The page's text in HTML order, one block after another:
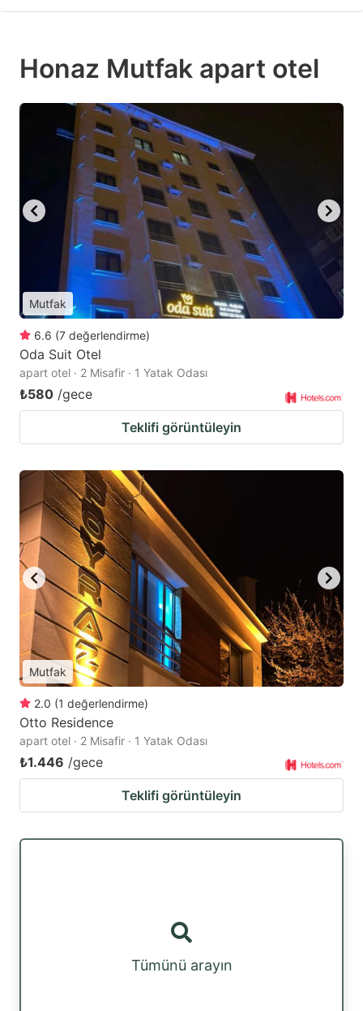
Honaz Mutfak apart otel
Mutfak
6.6 (7 değerlendirme)
Oda Suit Otel
apart otel · 2 Misafir · 1 Yatak Odası
₺580 /gece
Teklifi görüntüleyin
Mutfak
2.0 (1 değerlendirme)
Otto Residence
apart otel · 2 Misafir · 1 Yatak Odası
₺1.446 /gece
Teklifi görüntüleyin
Tümünü arayın